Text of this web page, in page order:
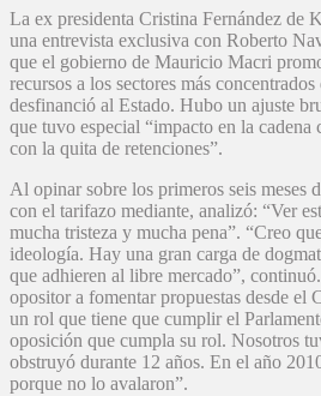
La ex presidenta Cristina Fernández de
una entrevista exclusiva con Roberto
que el gobierno de Mauricio Macri
recursos a los sectores más
desfinanció al Estado. Hubo un ajuste
que tuvo especial “impacto en la
con la quita de retenciones”.
Al opinar sobre los primeros seis meses
con el tarifazo mediante, analizó: “Ver
mucha tristeza y mucha pena”. “Creo
ideología. Hay una gran carga de
que adhieren al libre mercado”,
opositor a fomentar propuestas desde el
un rol que tiene que cumplir el
oposición que cumpla su rol. Nosotros
obstruyó durante 12 años. En el año
porque no lo avalaron”.